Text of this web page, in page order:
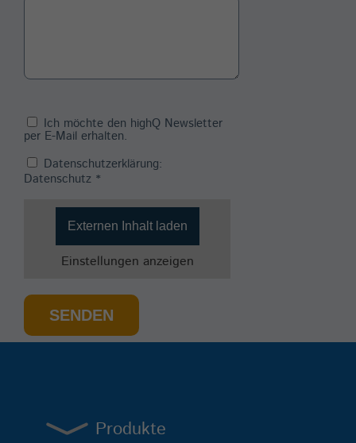
Ich möchte den highQ Newsletter
per E-Mail erhalten.
Datenschutzerklärung:
Datenschutz *
Externen Inhalt laden
Einstellungen anzeigen
SENDEN
Produkte